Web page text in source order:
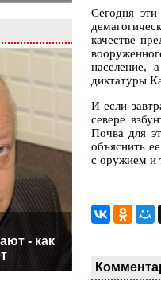
- как
Сегодня
качестве
население,
диктатуры
И если
севере
Почва для
объяснить
с оружием и